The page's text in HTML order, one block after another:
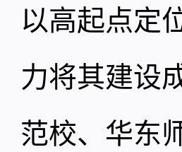
以高起点定
力将其建设
范校、华东